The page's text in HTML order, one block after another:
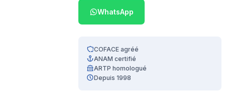
WhatsApp
COFACE agréé
ANAM certifié
ARTP homologué
Depuis 1998